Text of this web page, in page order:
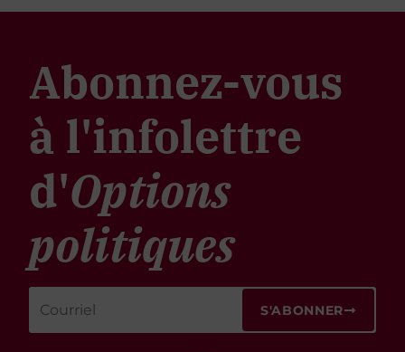
Abonnez-vous
à l'infolettre
d'Options
politiques
S'ABONNER